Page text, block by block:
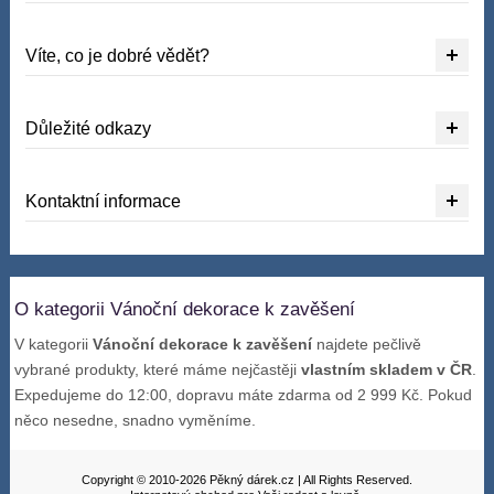
Víte, co je dobré vědět?
Důležité odkazy
Kontaktní informace
O kategorii Vánoční dekorace k zavěšení
V kategoriiVánoční dekorace k zavěšenínajdete pečlivě
vybrané produkty, které máme nejčastějivlastním skladem v ČR
Expedujeme do 12:00, dopravu máte zdarma od 2 999 Kč. Pokud
něco nesedne, snadno vyměníme.
Copyright © 2010-2026 Pěkný dárek.cz | All Rights Reserved.